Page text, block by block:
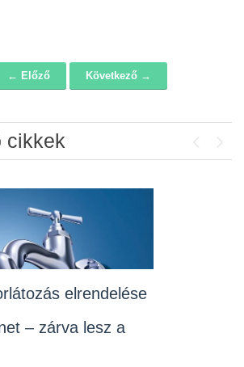
← Előző Következő →
cikkek
elrendelése
– zárva lesz a
konyhai kisegítő
az Erzsébet téri